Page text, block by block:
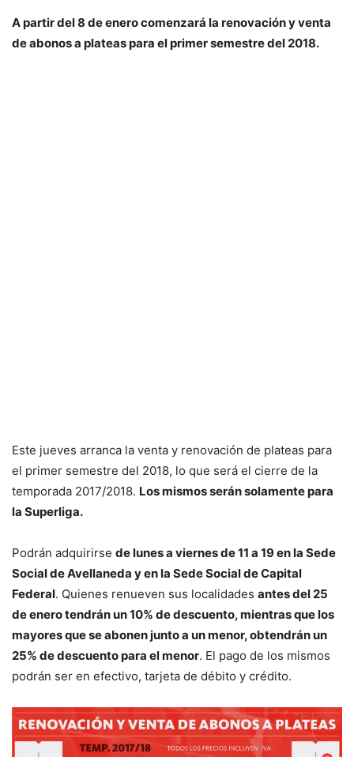
A partir del 8 de enero comenzará la renovación y venta
de abonos a plateas para el primer semestre del 2018.
Este jueves arranca la venta y renovación de plateas para
el primer semestre del 2018, lo que será el cierre de la
temporada 2017/2018. Los mismos serán solamente para
la Superliga.
Podrán adquirirse de lunes a viernes de 11 a 19 en la Sede
Social de Avellaneda y en la Sede Social de Capital
Federal. Quienes renueven sus localidades antes del 25
de enero tendrán un 10% de descuento, mientras que los
mayores que se abonen junto a un menor, obtendrán un
25% de descuento para el menor. El pago de los mismos
podrán ser en efectivo, tarjeta de débito y crédito.